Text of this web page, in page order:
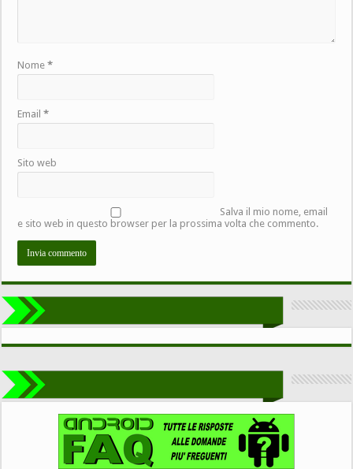
Nome*
Email*
Sito web
Salva il mio nome, email
e sito web in questo browser per la prossima volta che commento.